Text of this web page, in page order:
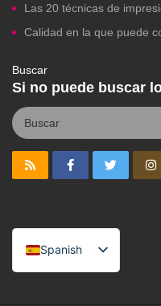
Las 20 técnicas de impresión y acabado
Calidad en la que puede confiar: Auditoría paso a
Buscar
Si no puede buscar
Spanish
English